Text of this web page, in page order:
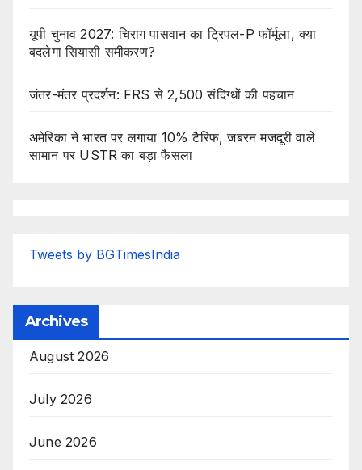
यूपी चुनाव 2027: चिराग पासवान का ट्रिपल-P फॉर्मूला, क्या
बदलेगा सियासी समीकरण?
जंतर-मंतर प्रदर्शन: FRS से 2,500 संदिग्धों की पहचान
अमेरिका ने भारत पर लगाया 10% टैरिफ, जबरन मजदूरी वाले
सामान पर USTR का बड़ा फैसला
Tweets by BGTimesIndia
Archives
August 2026
July 2026
June 2026